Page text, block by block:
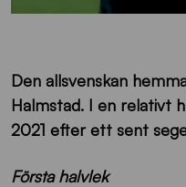
Den allsvenskan
Halmstad. I en relativt
2021 efter ett sent
Första halvlek